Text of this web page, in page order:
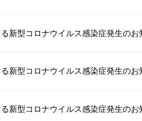
新型コロナウイルス感染症発生のお
新型コロナウイルス感染症発生のお
新型コロナウイルス感染症発生のお